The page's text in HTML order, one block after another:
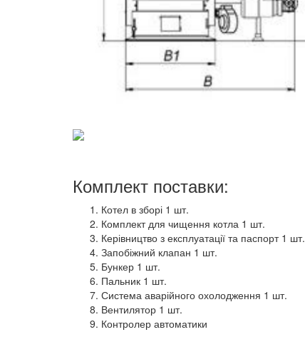
Комплект поставки:
Котел в зборі 1 шт.
Комплект для чищення котла 1 шт.
Керівництво з експлуатації та паспорт 1 шт.
Запобіжний клапан 1 шт.
Бункер 1 шт.
Пальник 1 шт.
Система аварійного охолодження 1 шт.
Вентилятор 1 шт.
Контролер автоматики